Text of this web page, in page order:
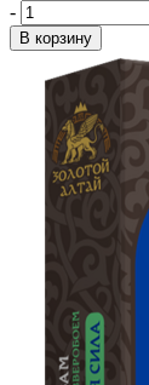
-
В корзину